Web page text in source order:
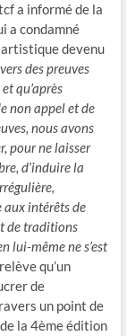
a informé de la
a condamné
devenu
des preuves
qu’après
non appel et de
nous avons
pour ne laisser
d’induire la
aux intérêts de
de traditions
lui-même ne s’est
qu’un
de
un point de
la 4ème édition